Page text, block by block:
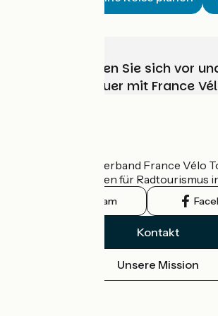
Wählen, bereiten Sie sich vor
Ihr Radabenteuer mit France
Der nationale Verband France Vélo
offizielle Leitfaden für Radtourismus
Instagram
Kontakt
Unsere Mission